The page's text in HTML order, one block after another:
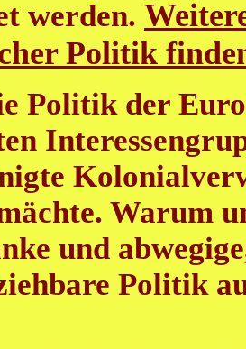
werden.
Politik
Politik der
Warum
und
Politik